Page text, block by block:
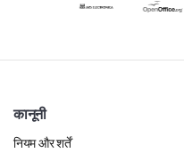
orientation program?
कानूनी
नियम और शर्तें